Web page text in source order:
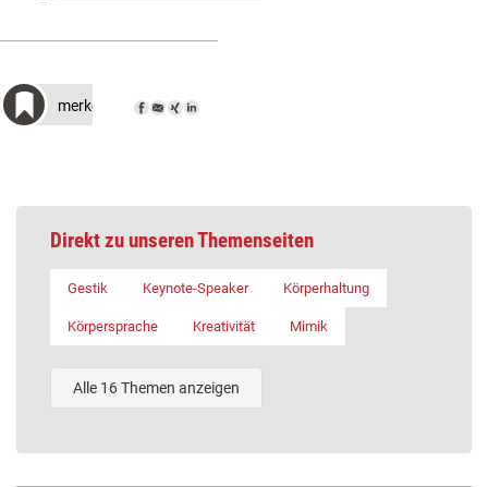
merken
Direkt zu unseren Themenseiten
Gestik Keynote-Speaker Körperhaltung
Körpersprache Kreativität Mimik
Alle 16 Themen anzeigen